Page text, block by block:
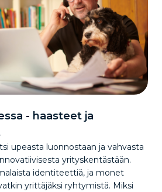
- haasteet ja
upeasta luonnostaan ja vahvasta
yrityskentästään.
identiteettiä, ja monet
yrittäjäksi ryhtymistä. Miksi